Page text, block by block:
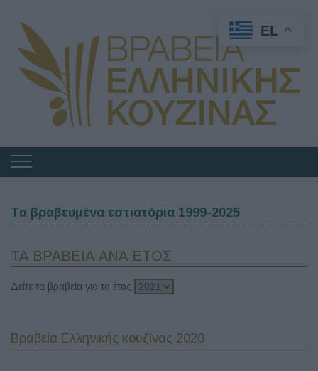
Πλοήγηση
Βραβεία
Ελληνικής
Τα βραβευμένα εστιατόρια 1999-2025
ΤΑ ΒΡΑΒΕΙΑ ΑΝΑ ΕΤΟΣ
Δείτε τα βραβεία για το έτος
Βραβεία Ελληνικής κουζίνας 2020
EL